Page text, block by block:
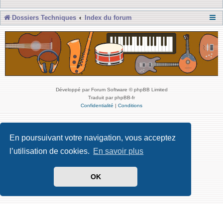
En poursuivant votre navigation, vous acceptez
l’utilisation de cookies. En savoir plus
OK
Dossiers Techniques Index du forum
Développé par Forum Software © phpBB Limited
Traduit par phpBB-fr
Confidentialité | Conditions